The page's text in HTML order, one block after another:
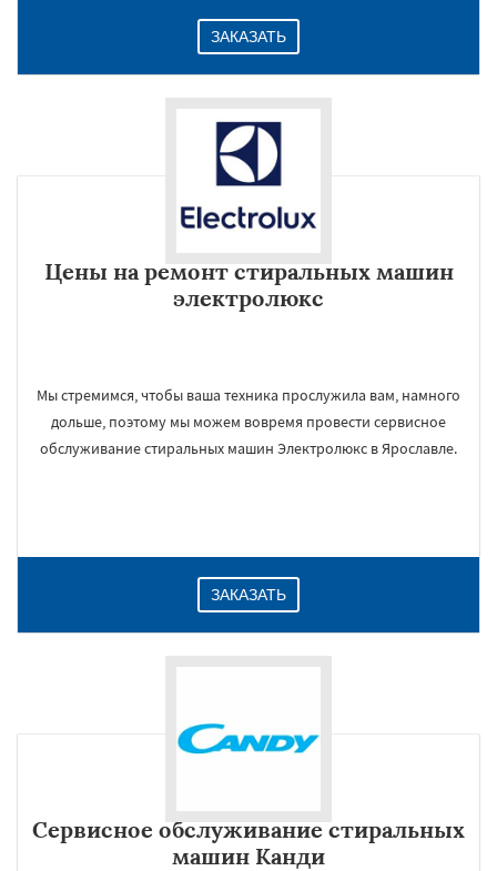
ЗАКАЗАТЬ
Цены на ремонт стиральных машин
электролюкс
Мы стремимся, чтобы ваша техника прослужила вам, намного
дольше, поэтому мы можем вовремя провести сервисное
обслуживание стиральных машин Электролюкс в Ярославле.
ЗАКАЗАТЬ
Сервисное обслуживание стиральных
машин Канди